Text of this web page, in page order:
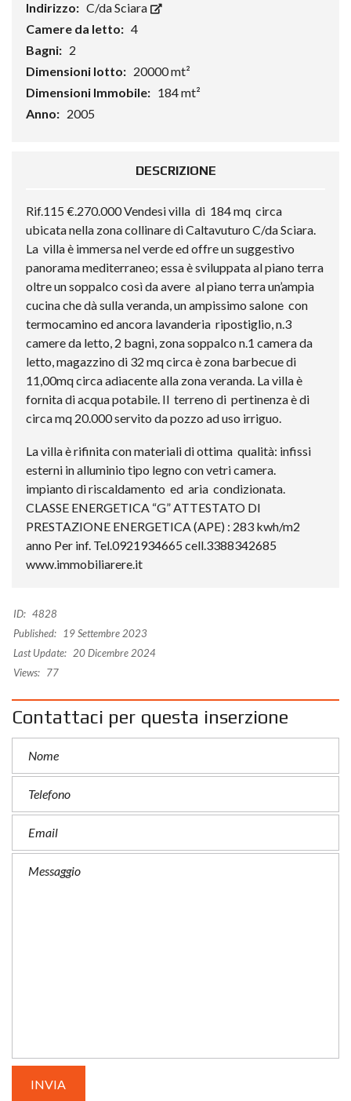
Indirizzo: C/da Sciara
Camere da letto: 4
Bagni: 2
Dimensioni lotto: 20000 mt²
Dimensioni Immobile: 184 mt²
Anno: 2005
DESCRIZIONE
Rif.115 €.270.000 Vendesi villa di 184 mq circa
ubicata nella zona collinare di Caltavuturo C/da Sciara.
La villa è immersa nel verde ed offre un suggestivo
panorama mediterraneo; essa è sviluppata al piano terra
oltre un soppalco così da avere al piano terra un’ampia
cucina che dà sulla veranda, un ampissimo salone con
termocamino ed ancora lavanderia ripostiglio, n.3
camere da letto, 2 bagni, zona soppalco n.1 camera da
letto, magazzino di 32 mq circa è zona barbecue di
11,00mq circa adiacente alla zona veranda. La villa è
fornita di acqua potabile. Il terreno di pertinenza è di
circa mq 20.000 servito da pozzo ad uso irriguo.
La villa è rifinita con materiali di ottima qualità: infissi
esterni in alluminio tipo legno con vetri camera.
impianto di riscaldamento ed aria condizionata.
CLASSE ENERGETICA “G” ATTESTATO DI
PRESTAZIONE ENERGETICA (APE) : 283 kwh/m2
anno Per inf. Tel.0921934665 cell.3388342685
www.immobiliarere.it
ID: 4828
Published:
19 Settembre 2023
Last Update: 20 Dicembre 2024
Views: 77
Contattaci per questa inserzione